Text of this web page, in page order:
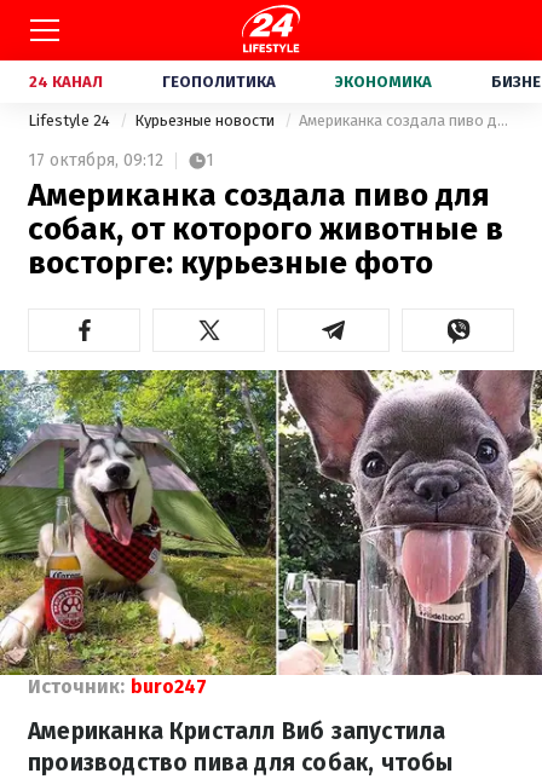
24 КАНАЛ ГЕОПОЛИТИКА ЭКОНОМИКА
Lifestyle 24 Курьезные новости Американка создала пиво для собак, от которого животные в восторге: курьезные фото
17 октября, 09:12 1
Американка создала пиво для
собак, от которого животные в
восторге: курьезные фото
Источник: buro247
Американка Кристалл Виб запустила
производство пива для собак, чтобы